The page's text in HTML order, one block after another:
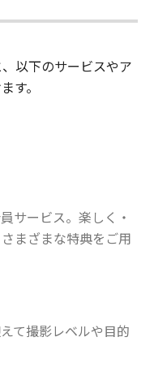
以下のサービスやア
す。
サービス。楽しく・
まざまな特典をご用
て撮影レベルや目的